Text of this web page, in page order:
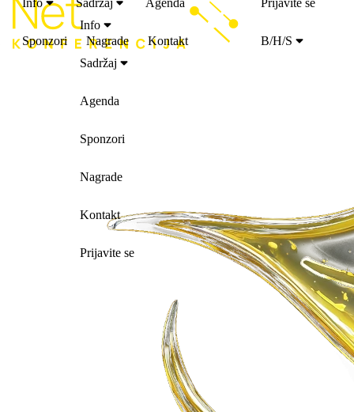
Info Sadržaj Agenda
Sponzori Nagrade Kontakt
Prijavite se
B/H/S
Info
Sadržaj
Agenda
Sponzori
Nagrade
Kontakt
Prijavite se